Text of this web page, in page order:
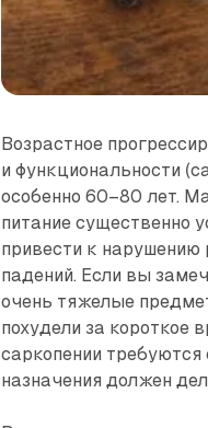
Возрастное
и функциональности
особенно 60–80 лет.
питание существенно
привести к нарушению
падений. Если вы
очень тяжелые
похудели за короткое
саркопении
назначения должен